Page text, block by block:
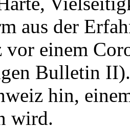
aus der
vor einem
Bulletin
hin,
wird.